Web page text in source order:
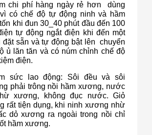
chi phí hàng ngày rẻ hơn dùng
có chế độ tự động ninh và hầm
khi đun 30_40 phút đầu đến 100
tự động ngắt điện khi đến một
đặt sẵn và tự động bật lên chuyển
ủ lăn tăn và có núm chỉnh chế độ
điện.
sức lao động: Sôi đều và sôi
phải trông nồi hầm xương, nước
xương, không đục nước. Giỏ
rất tiện dụng, khi ninh xương nhừ
dỏ xương ra ngoài trong nồi chỉ
hầm xương.